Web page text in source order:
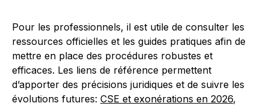
Pour les professionnels, il est utile de consulter les
ressources officielles et les guides pratiques afin de
mettre en place des procédures robustes et
efficaces. Les liens de référence permettent
d’apporter des précisions juridiques et de suivre les
évolutions futures: CSE et exonérations en 2026,